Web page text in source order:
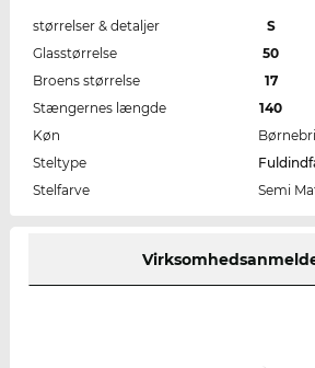
størrelser & detaljer
S
Glasstørrelse
50
Broens størrelse
17
Stængernes længde
140
Køn
Steltype
Stelfarve
Semi